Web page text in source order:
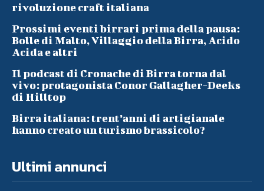
rivoluzione craft italiana
Prossimi eventi birrari prima della pausa:
Bolle di Malto, Villaggio della Birra, Acido
Acida e altri
Il podcast di Cronache di Birra torna dal
vivo: protagonista Conor Gallagher-Deeks
di Hilltop
Birra italiana: trent’anni di artigianale
hanno creato un turismo brassicolo?
Ultimi annunci